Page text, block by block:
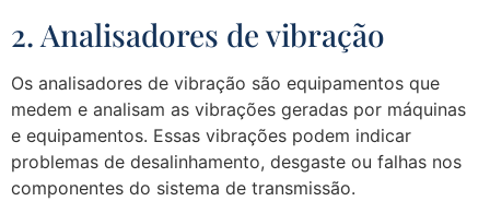
2. Analisadores de vibração
Os analisadores de vibração são equipamentos que
medem e analisam as vibrações geradas por máquinas
e equipamentos. Essas vibrações podem indicar
problemas de desalinhamento, desgaste ou falhas nos
componentes do sistema de transmissão.